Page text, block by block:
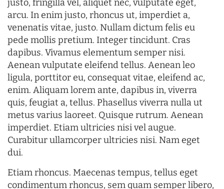
justo, fringilla vel, aliquet nec, vulputate eget,
arcu. In enim justo, rhoncus ut, imperdiet a,
venenatis vitae, justo. Nullam dictum felis eu
pede mollis pretium. Integer tincidunt. Cras
dapibus. Vivamus elementum semper nisi.
Aenean vulputate eleifend tellus. Aenean leo
ligula, porttitor eu, consequat vitae, eleifend ac,
enim. Aliquam lorem ante, dapibus in, viverra
quis, feugiat a, tellus. Phasellus viverra nulla ut
metus varius laoreet. Quisque rutrum. Aenean
imperdiet. Etiam ultricies nisi vel augue.
Curabitur ullamcorper ultricies nisi. Nam eget
dui.
Etiam rhoncus. Maecenas tempus, tellus eget
condimentum rhoncus, sem quam semper libero,